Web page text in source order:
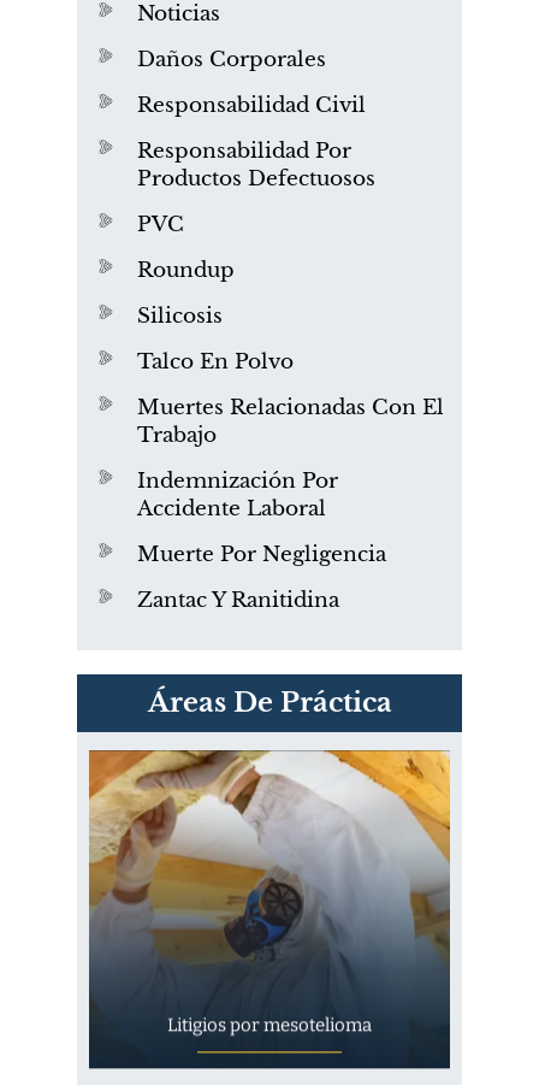
Noticias
Daños Corporales
Responsabilidad Civil
Responsabilidad Por
Productos Defectuosos
PVC
Roundup
Silicosis
Talco En Polvo
Muertes Relacionadas Con El
Trabajo
Indemnización Por
Accidente Laboral
Muerte Por Negligencia
Zantac Y Ranitidina
Áreas De Práctica
PVC Cloruro de polivinilo
Exposición
Litigios por mesotelioma